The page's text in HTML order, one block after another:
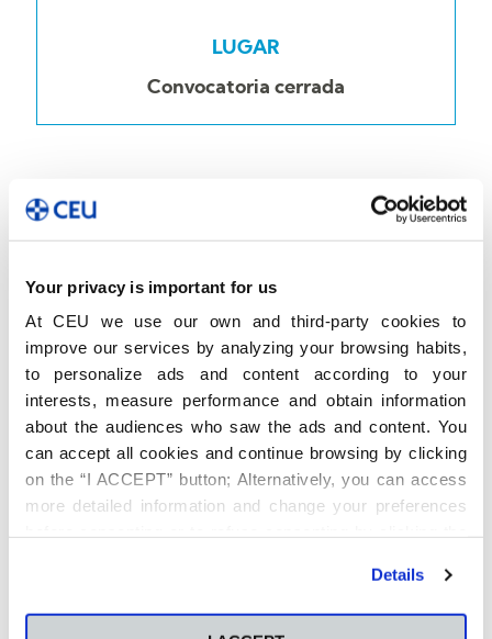
Your privacy is important for us
At CEU we use our own and third-party cookies to
improve our services by analyzing your browsing habits,
to personalize ads and content according to your
interests, measure performance and obtain information
about the audiences who saw the ads and content. You
can accept all cookies and continue browsing by clicking
on the “I ACCEPT” button; Alternatively, you can access
more detailed information and change your preferences
Details
LUGAR
Convocatoria cerrada
Enfoque Objetivos Dirigido a
formatos y canales que permitan reflejar los puntos de vista
de los grupos de interés y muestren el impacto que las
empresas tienen sobre ellos.
Ésta es una formación que profundiza en los informes de
sostenibilidad para hacer de ellos herramientas de gestión,
los diferentes marcos de reporte y, en concreto, sobre el